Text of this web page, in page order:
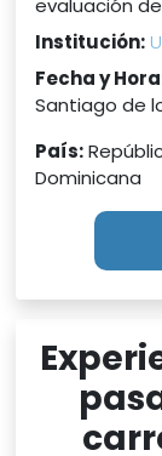
evaluación
Institución:
Fecha y
Santiago de
País:
Dominicana